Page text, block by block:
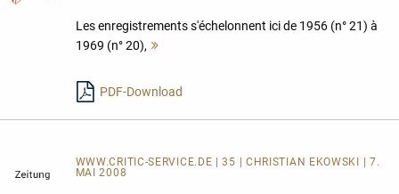
Les enregistrements s'échelonnent ici de 1956 (n° 21) à
1969 (n° 20),
PDF-Download
WWW.CRITIC-SERVICE.DE | 35 | CHRISTIAN EKOWSKI | 7.
MAI 2008